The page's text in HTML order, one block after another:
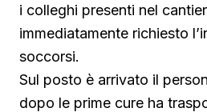
i colleghi presenti nel
immediatamente richiesto
soccorsi.
Sul posto è arrivato il
dopo le prime cure ha